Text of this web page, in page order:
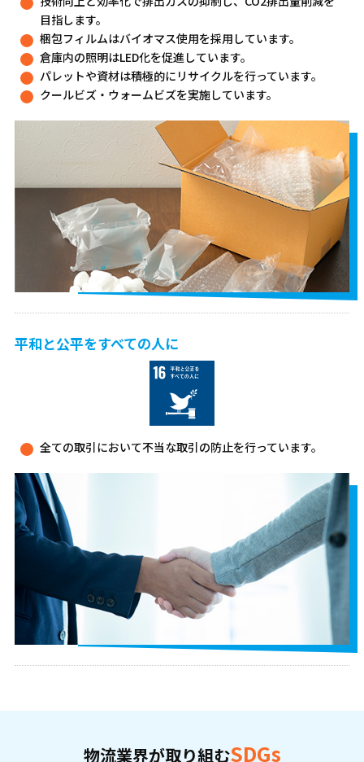
目指します。
梱包フィルムはバイオマス使用を採用しています。
倉庫内の照明はLED化を促進しています。
パレットや資材は積極的にリサイクルを行っています。
クールビズ・ウォームビズを実施しています。
平和と公平をすべての人に
全ての取引において不当な取引の防止を行っています。
物流業界が取り組むSDGs